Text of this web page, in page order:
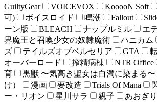
GuiltyGear
VOICEVOX KooooN Soft
可)
ボイスロイド 鳴潮 Fallout
ーン版
BLEACH ナップルミル エ
界魔王と召喚少女の奴隷魔術
ハニカム
ズ
テイルズオブベルセリア GTA
オーバーロード
搾精病棟 NTR Office
育
黒獣 〜気高き聖女は白濁に染まる〜
け）
漫画 要改造 Trials Of Mana
ー・リオン
星川サラ 親子 あおぎ